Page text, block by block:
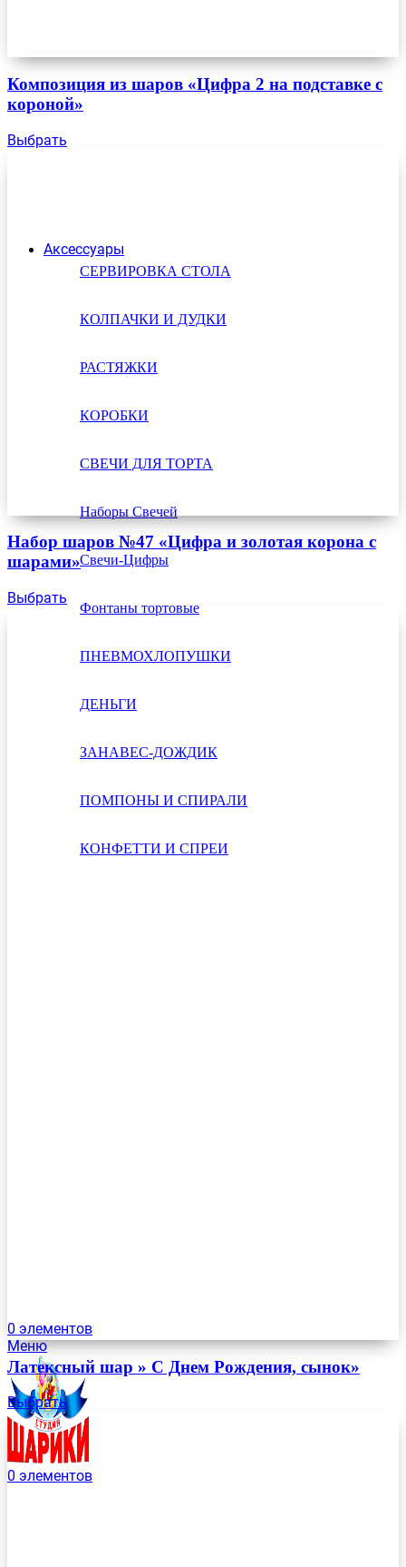
Аксессуары
СЕРВИРОВКА СТОЛА
КОЛПАЧКИ И ДУДКИ
РАСТЯЖКИ
КОРОБКИ
СВЕЧИ ДЛЯ ТОРТА
Наборы Свечей
Свечи-Цифры
Фонтаны тортовые
ПНЕВМОХЛОПУШКИ
ДЕНЬГИ
ЗАНАВЕС-ДОЖДИК
ПОМПОНЫ И СПИРАЛИ
КОНФЕТТИ И СПРЕИ
0 элементов
Меню
0 элементов
Композиция из шаров «Цифра 2 на подставке с
короной»
Выбрать
Набор шаров №47 «Цифра и золотая корона с
шарами»
Выбрать
Латексный шар » С Днем Рождения, сынок»
Выбрать